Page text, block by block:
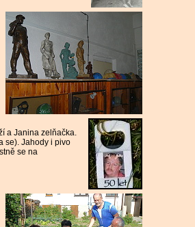
a Janina zelňačka.
se). Jahody i pivo
se na